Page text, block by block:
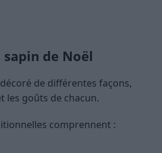
de Noël
de différentes façons,
les goûts de chacun.
comprennent :